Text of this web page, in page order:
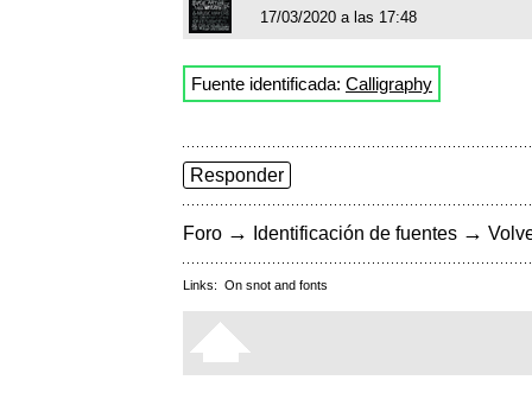
17/03/2020 a las 17:48
Fuente identificada: Calligraphy
Responder
Foro → Identificación de fuentes →
Links: On snot and fonts